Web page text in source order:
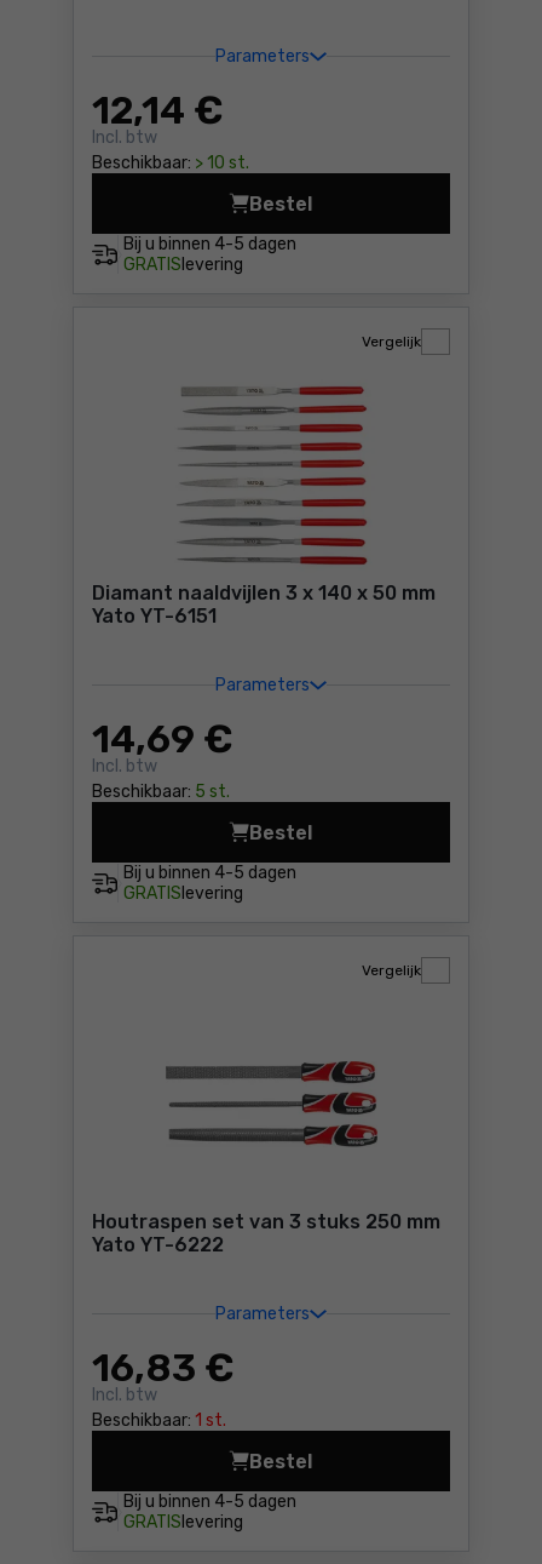
Parameters
12,14 €
Incl. btw
Beschikbaar: > 10 st.
Bij u binnen 4-5 dagen
GRATIS levering
Bestel
Diamant-naaldvijlen – 5 x
Diamant naaldvijlen 3 x 140 x 50 mm
Yato YT-6151
Parameters
14,69 €
Incl. btw
Beschikbaar: 5 st.
Vergelijk
Bij u binnen 4-5 dagen
GRATIS levering
Bestel
Diamant naaldvijlen 3 x 140
Houtraspen set van 3 stuks 250 mm
Yato YT-6222
Parameters
16,83 €
Incl. btw
Beschikbaar: 1 st.
Vergelijk
Bij u binnen 4-5 dagen
GRATIS levering
Bestel
Houtraspen set van 3